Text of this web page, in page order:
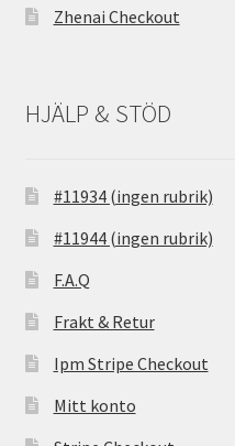
Zhenai Checkout
HJÄLP & STÖD
#11934 (ingen rubrik)
#11944 (ingen rubrik)
F.A.Q
Frakt & Retur
Ipm Stripe Checkout
Mitt konto